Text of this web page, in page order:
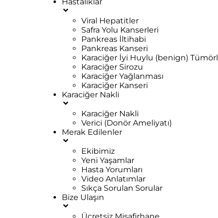
Viral Hepatitler
Safra Yolu Kanserleri
Pankreas İltihabi
Pankreas Kanseri
Karaciğer İyi Huylu (benign)
Karaciğer Sirozu
Karaciğer Yağlanması
Karaciğer Kanseri
Karaciğer Nakli
Karaciğer Nakli
Verici (Donör Ameliyatı)
Merak Edilenler
Ekibimiz
Yeni Yaşamlar
Hasta Yorumları
Video Anlatımlar
Sıkça Sorulan Sorular
Bize Ulaşın